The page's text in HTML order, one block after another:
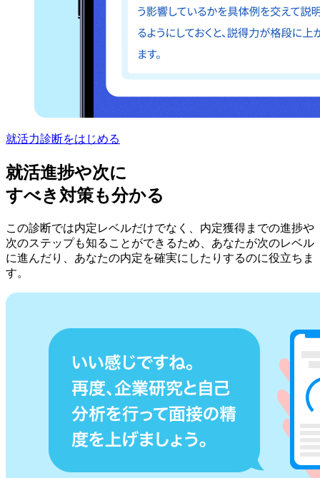
就活力診断をはじめる
就活進捗や次に
すべき対策も分かる
この診断では内定レベルだけでなく、内定獲得までの進捗や
次のステップも知ることができるため、あなたが次のレベル
に進んだり、あなたの内定を確実にしたりするのに役立ちま
す。